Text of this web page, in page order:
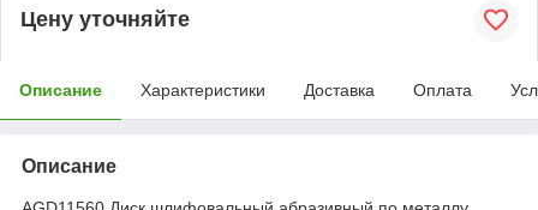
Цену уточняйте
Описание Характеристики Доставка Оплата
Описание